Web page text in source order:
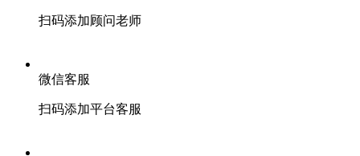
扫码添加顾问老师
微信客服
扫码添加平台客服